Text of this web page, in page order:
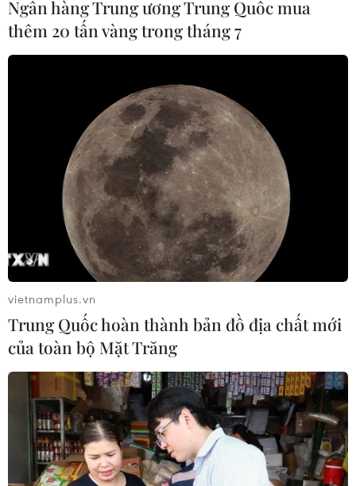
Ngân hàng Trung ương Trung Quốc mua
thêm 20 tấn vàng trong tháng 7
vietnamplus.vn
Trung Quốc hoàn thành bản đồ địa chất mới
của toàn bộ Mặt Trăng